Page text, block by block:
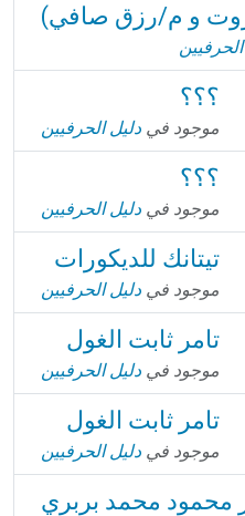
و م/رزق صافي)
؟؟؟
موجود في دليل الحرفيين
؟؟؟
موجود في دليل الحرفيين
تيتانك للديكورات
موجود في دليل الحرفيين
تامر ثابت الغول
موجود في دليل الحرفيين
تامر ثابت الغول
موجود في دليل الحرفيين
محمود محمد بربري